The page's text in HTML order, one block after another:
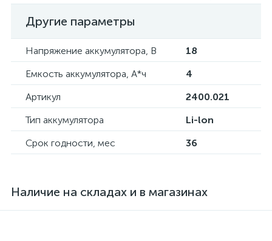
Другие параметры
Напряжение аккумулятора, В
18
Емкость аккумулятора, А*ч
4
Артикул
2400.021
Тип аккумулятора
Li-lon
Срок годности, мес
36
Наличие на складах и в магазинах